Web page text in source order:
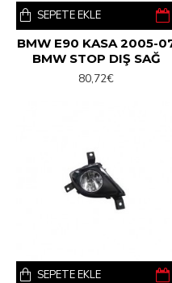
BMW E90 KASA 2005-
BMW STOP DIŞ SAĞ
80,72€
SEPETE EKLE
SEPETE EKLE